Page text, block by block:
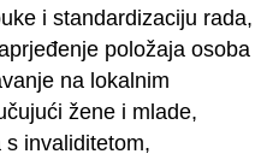
i standardizaciju rada,
položaja osoba
na lokalnim
žene i mlade,
invaliditetom,